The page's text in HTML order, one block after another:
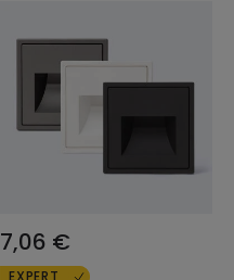
7,06 €
EXPERT